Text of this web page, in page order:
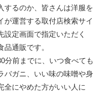
するのか、皆さんは洋服を
が運営する取付店検索サイ
設定画面で指定いただく
通販です。
分前までに、いつ食べても
バガニ、いい味の味噌や身
全にやめた方がいい人に